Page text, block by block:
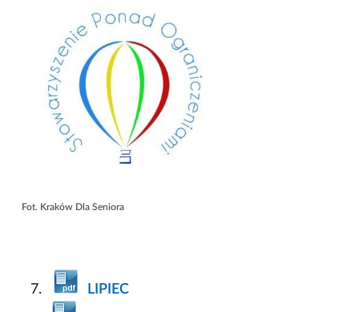
Fot. Kraków Dla Seniora
LIPIEC